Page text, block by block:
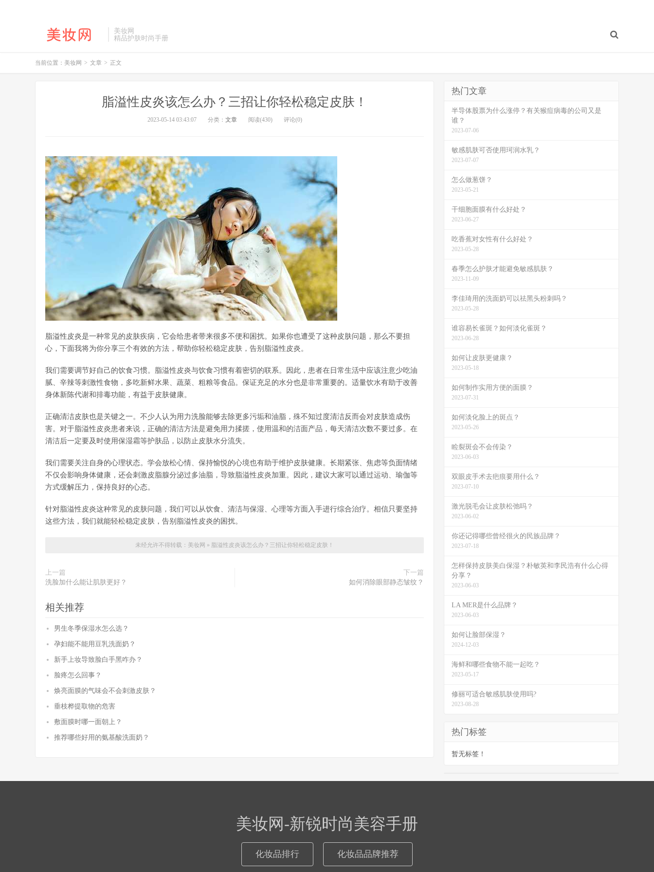
美妆网
精品护肤时尚手册
当前位置： 美妆网 > 文章 > 正文
脂溢性皮炎该怎么办？三招让你轻松稳定皮肤！
2023-05-14 03:43:07 分类： 文章 阅读(430) 评论(0)
脂溢性皮炎是一种常见的皮肤疾病，它会给患者带来很多不便和困扰。如果你也遭受了这种皮肤问题，那么不要担
心，下面我将为你分享三个有效的方法，帮助你轻松稳定皮肤，告别脂溢性皮炎。
我们需要调节好自己的饮食习惯。脂溢性皮炎与饮食习惯有着密切的联系。因此，患者在日常生活中应该注意少吃油
腻、辛辣等刺激性食物，多吃新鲜水果、蔬菜、粗粮等食品。保证充足的水分也是非常重要的。适量饮水有助于改善
身体新陈代谢和排毒功能，有益于皮肤健康。
正确清洁皮肤也是关键之一。不少人认为用力洗脸能够去除更多污垢和油脂，殊不知过度清洁反而会对皮肤造成伤
害。对于脂溢性皮炎患者来说，正确的清洁方法是避免用力揉搓，使用温和的洁面产品，每天清洁次数不要过多。在
清洁后一定要及时使用保湿霜等护肤品，以防止皮肤水分流失。
我们需要关注自身的心理状态。学会放松心情、保持愉悦的心境也有助于维护皮肤健康。长期紧张、焦虑等负面情绪
不仅会影响身体健康，还会刺激皮脂腺分泌过多油脂，导致脂溢性皮炎加重。因此，建议大家可以通过运动、瑜伽等
方式缓解压力，保持良好的心态。
针对脂溢性皮炎这种常见的皮肤问题，我们可以从饮食、清洁与保湿、心理等方面入手进行综合治疗。相信只要坚持
这些方法，我们就能轻松稳定皮肤，告别脂溢性皮炎的困扰。
未经允许不得转载： 美妆网 » 脂溢性皮炎该怎么办？三招让你轻松稳定皮肤！
上一篇
洗脸加什么能让肌肤更好？
下一篇
如何消除眼部静态皱纹？
相关推荐
男生冬季保湿水怎么选？
孕妇能不能用豆乳洗面奶？
新手上妆导致脸白手黑咋办？
脸疼怎么回事？
焕亮面膜的气味会不会刺激皮肤？
垂枝桦提取物的危害
敷面膜时哪一面朝上？
推荐哪些好用的氨基酸洗面奶？
热门文章
半导体股票为什么涨停？有关猴痘病毒的公司又是
谁？
2023-07-06
敏感肌肤可否使用珂润水乳？
2023-07-07
怎么做葱饼？
2023-05-21
干细胞面膜有什么好处？
2023-06-27
吃香蕉对女性有什么好处？
2023-05-28
春季怎么护肤才能避免敏感肌肤？
2023-11-09
李佳琦用的洗面奶可以祛黑头粉刺吗？
2023-05-28
谁容易长雀斑？如何淡化雀斑？
2023-06-28
如何让皮肤更健康？
2023-05-18
如何制作实用方便的面膜？
2023-07-31
如何淡化脸上的斑点？
2023-05-26
睑裂斑会不会传染？
2023-06-03
双眼皮手术去疤痕要用什么？
2023-07-10
激光脱毛会让皮肤松弛吗？
2023-06-02
你还记得哪些曾经很火的民族品牌？
2023-07-18
怎样保持皮肤美白保湿？朴敏英和李民浩有什么心得
分享？
2023-06-03
LA MER是什么品牌？
2023-06-03
如何让脸部保湿？
2024-12-03
海鲜和哪些食物不能一起吃？
2023-05-17
修丽可适合敏感肌肤使用吗?
2023-08-28
热门标签
暂无标签！
美妆网-新锐时尚美容手册
化妆品排行 化妆品品牌推荐